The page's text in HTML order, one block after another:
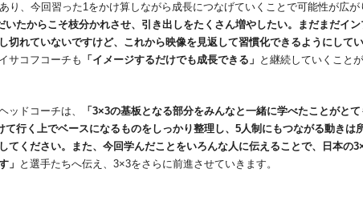
り、今回習った1をかけ算しながら成長につなげていくことで可能性が広が
いたからこそ枝分かれさせ、引き出しをたくさん増やしたい。まだまだイン
切れていないですけど、これから映像を見返して習慣化できるようにして
サコフコーチも 「イメージするだけでも成長できる」 と継続していくこと
ドコーチは、
「3×3の基板となる部分をみんなと一緒に学べたことがと
て行く上でベースになるものをしっかり整理し、5人制にもつながる動きは
てください。また、今回学んだことをいろんな人に伝えることで、日本の
」 と選手たちへ伝え、3×3をさらに前進させていきます。